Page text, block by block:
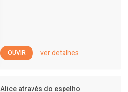
OUVIR ver detalhes
Alice através do espelho